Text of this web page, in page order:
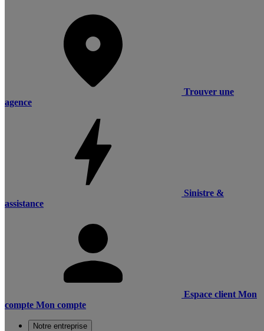
Trouver une
agence
Sinistre &
assistance
Espace client Mon
compte Mon compte
Notre entreprise